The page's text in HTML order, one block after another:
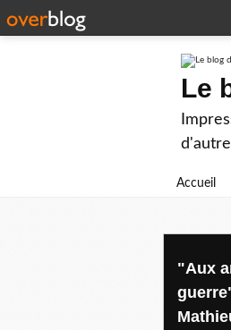
Le
Accueil
"Aux